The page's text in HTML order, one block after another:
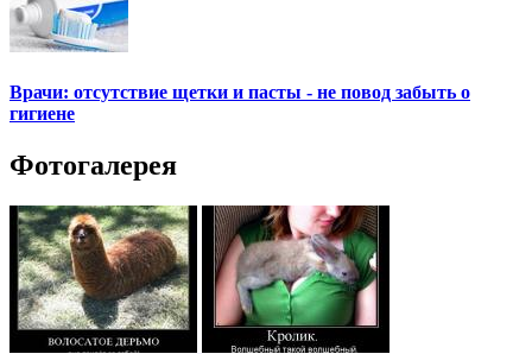
Врачи: отсутствие щетки и пасты - не повод забыть о
гигиене
Фотогалерея